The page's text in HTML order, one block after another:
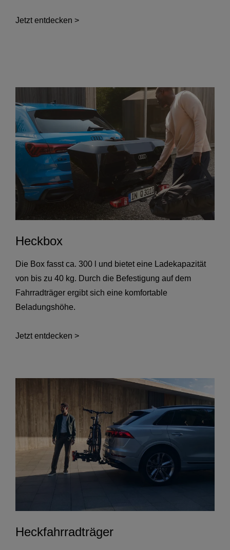
Jetzt entdecken >
Heckbox
Die Box fasst ca. 300 l und bietet eine Ladekapazität
von bis zu 40 kg. Durch die Befestigung auf dem
Fahrradträger ergibt sich eine komfortable
Beladungshöhe.
Jetzt entdecken >
Heckfahrradträger